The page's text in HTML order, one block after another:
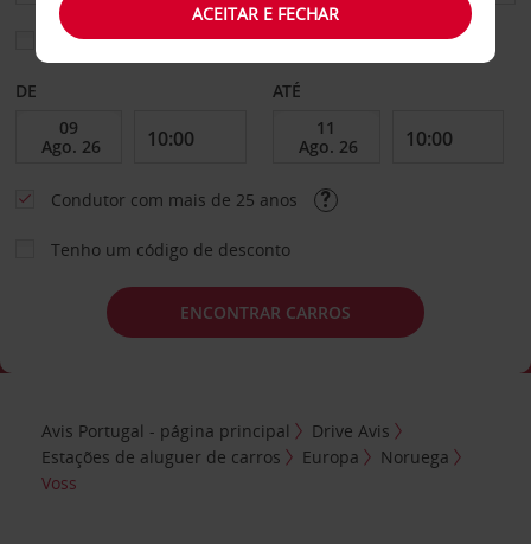
Escolher uma estação de devolução diferente
DE ATÉ
Condutor com mais de 25 anos
Tenho um código de desconto
ENCONTRAR CARROS
Avis Portugal - página principal
Drive Avis
Estações de aluguer de carros
Europa
Noruega
Voss
ACEITAR E FECHAR